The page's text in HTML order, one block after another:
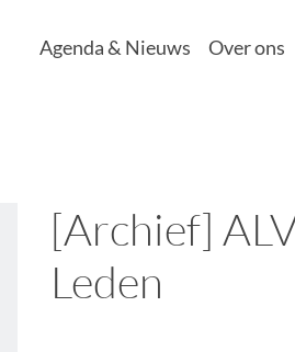
Agenda & Nieuws Over ons
[Archief]
Leden